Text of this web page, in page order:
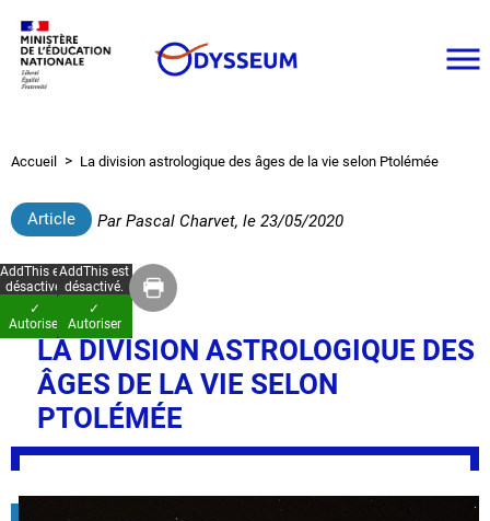
contenu
principal
Fil
Accueil La division astrologique des âges de la vie selon Ptolémée
Article ParPascal Charvet, le 23/05/2020
AddThis est
désactivé.
✓
Autoriser
AddThis est
désactivé.
✓
Autoriser
LA DIVISION ASTROLOGIQUE DES
ÂGES DE LA VIE SELON
PTOLÉMÉE